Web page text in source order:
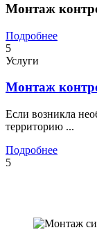
Монтаж
Подробнее
5
Услуги
Монтаж
Если возникла
территорию ...
Подробнее
5